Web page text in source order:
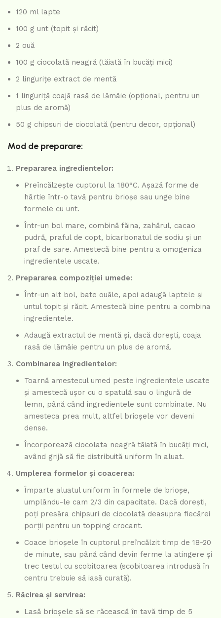
120 ml lapte
100 g unt (topit și răcit)
2 ouă
100 g ciocolată neagră (tăiată în bucăți mici)
2 lingurițe extract de mentă
1 linguriță coajă rasă de lămâie (opțional, pentru un
plus de aromă)
50 g chipsuri de ciocolată (pentru decor, opțional)
Mod de preparare:
Prepararea ingredientelor:
Preîncălzește cuptorul la 180°C. Așază forme de
hârtie într-o tavă pentru brioșe sau unge bine
formele cu unt.
Într-un bol mare, combină făina, zahărul, cacao
pudră, praful de copt, bicarbonatul de sodiu și un
praf de sare. Amestecă bine pentru a omogeniza
ingredientele uscate.
Prepararea compoziției umede:
Într-un alt bol, bate ouăle, apoi adaugă laptele și
untul topit și răcit. Amestecă bine pentru a combina
ingredientele.
Adaugă extractul de mentă și, dacă dorești, coaja
rasă de lămâie pentru un plus de aromă.
Combinarea ingredientelor:
Toarnă amestecul umed peste ingredientele uscate
și amestecă ușor cu o spatulă sau o lingură de
lemn, până când ingredientele sunt combinate. Nu
amesteca prea mult, altfel brioșele vor deveni
dense.
Încorporează ciocolata neagră tăiată în bucăți mici,
având grijă să fie distribuită uniform în aluat.
Umplerea formelor și coacerea:
Împarte aluatul uniform în formele de brioșe,
umplându-le cam 2/3 din capacitate. Dacă dorești,
poți presăra chipsuri de ciocolată deasupra fiecărei
porții pentru un topping crocant.
Coace brioșele în cuptorul preîncălzit timp de 18-20
de minute, sau până când devin ferme la atingere și
trec testul cu scobitoarea (scobitoarea introdusă în
centru trebuie să iasă curată).
Răcirea și servirea:
Lasă brioșele să se răcească în tavă timp de 5